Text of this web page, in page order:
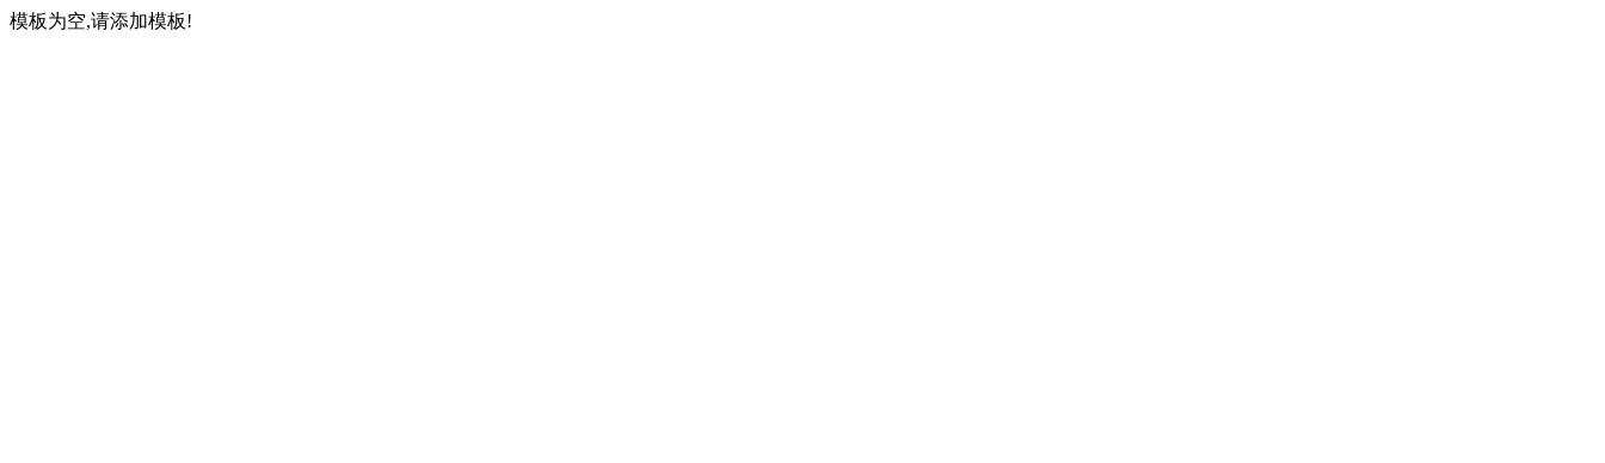
模板为空,请添加模板!